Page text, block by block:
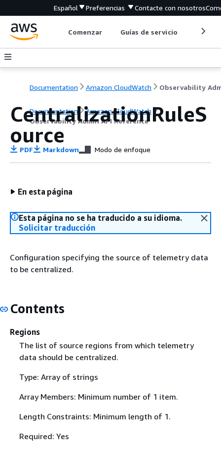
Español Preferencias Contacte con nosotros
Comenzar Guías de servicio
Documentation Amazon CloudWatch
Documentation
Amazon CloudWatch
Observability Admin API Reference
CentralizationRuleS
ource
PDF Markdown Modo de enfoque
En esta página
Esta página no se ha traducido a su idioma.
Solicitar traducción
Configuration specifying the source of telemetry data
to be centralized.
Contents
Regions
The list of source regions from which telemetry
data should be centralized.
Type: Array of strings
Array Members: Minimum number of 1 item.
Length Constraints: Minimum length of 1.
Required: Yes